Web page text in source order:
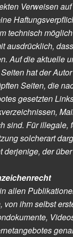
Verweisen
technisch
ausdrücklich,
Auf die aktuelle
hat der
Seiten, die
gesetzten
sind. Für illegale,
solcherart
derjenige, der
allen
von ihm selbst